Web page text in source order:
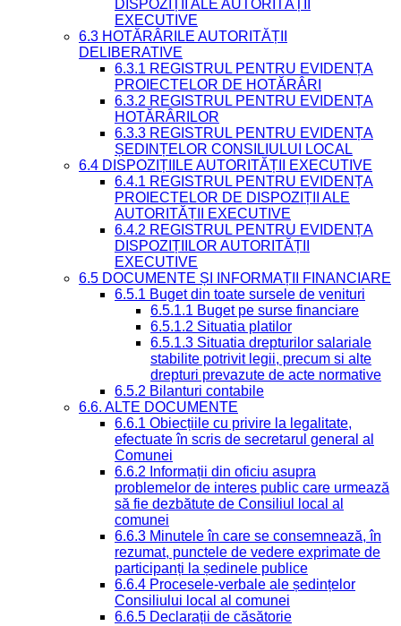
DISPOZIȚII ALE AUTORITĂȚII
EXECUTIVE
6.3 HOTĂRÂRILE AUTORITĂȚII
DELIBERATIVE
6.3.1 REGISTRUL PENTRU EVIDENȚA
PROIECTELOR DE HOTĂRÂRI
6.3.2 REGISTRUL PENTRU EVIDENȚA
HOTĂRÂRILOR
6.3.3 REGISTRUL PENTRU EVIDENȚA
ȘEDINȚELOR CONSILIULUI LOCAL
6.4 DISPOZIȚIILE AUTORITĂȚII EXECUTIVE
6.4.1 REGISTRUL PENTRU EVIDENȚA
PROIECTELOR DE DISPOZIȚII ALE
AUTORITĂȚII EXECUTIVE
6.4.2 REGISTRUL PENTRU EVIDENȚA
DISPOZIȚIILOR AUTORITĂȚII
EXECUTIVE
6.5 DOCUMENTE ȘI INFORMAȚII FINANCIARE
6.5.1 Buget din toate sursele de venituri
6.5.1.1 Buget pe surse financiare
6.5.1.2 Situatia platilor
6.5.1.3 Situatia drepturilor salariale
stabilite potrivit legii, precum si alte
drepturi prevazute de acte normative
6.5.2 Bilanturi contabile
6.6. ALTE DOCUMENTE
6.6.1 Obiecțiile cu privire la legalitate,
efectuate în scris de secretarul general al
Comunei
6.6.2 Informații din oficiu asupra
problemelor de interes public care urmează
să fie dezbătute de Consiliul local al
comunei
6.6.3 Minutele în care se consemnează, în
rezumat, punctele de vedere exprimate de
participanți la ședinele publice
6.6.4 Procesele-verbale ale ședințelor
Consiliului local al comunei
6.6.5 Declarații de căsătorie